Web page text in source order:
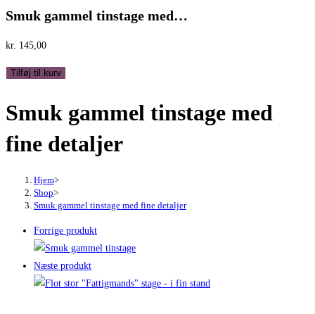
Smuk gammel tinstage med…
kr. 145,00
Smuk
tinstage
fine
Tilføj til kurv
Smuk gammel tinstage med
fine detaljer
Hjem>
Shop>
Smuk gammel tinstage med fine detaljer
Forrige produkt
Næste produkt